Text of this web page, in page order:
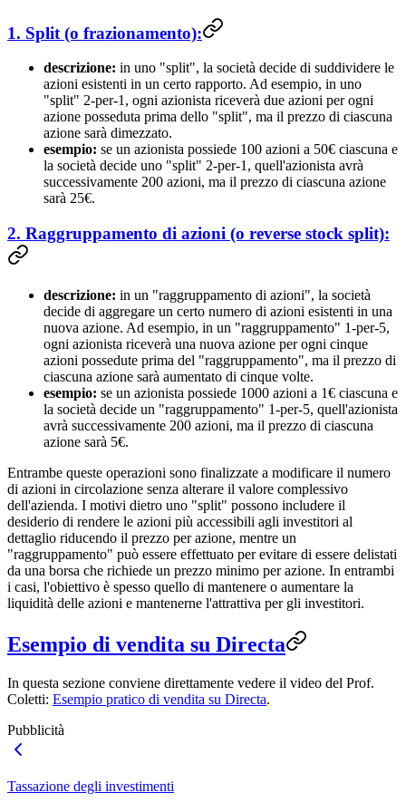
1. Split (o frazionamento):
descrizione: in uno "split", la società decide di suddividere le
azioni esistenti in un certo rapporto. Ad esempio, in uno
"split" 2-per-1, ogni azionista riceverà due azioni per ogni
azione posseduta prima dello "split", ma il prezzo di ciascuna
azione sarà dimezzato.
esempio: se un azionista possiede 100 azioni a 50€ ciascuna e
la società decide uno "split" 2-per-1, quell'azionista avrà
successivamente 200 azioni, ma il prezzo di ciascuna azione
sarà 25€.
2. Raggruppamento di azioni (o reverse stock split):
descrizione: in un "raggruppamento di azioni", la società
decide di aggregare un certo numero di azioni esistenti in una
nuova azione. Ad esempio, in un "raggruppamento" 1-per-5,
ogni azionista riceverà una nuova azione per ogni cinque
azioni possedute prima del "raggruppamento", ma il prezzo di
ciascuna azione sarà aumentato di cinque volte.
esempio: se un azionista possiede 1000 azioni a 1€ ciascuna e
la società decide un "raggruppamento" 1-per-5, quell'azionista
avrà successivamente 200 azioni, ma il prezzo di ciascuna
azione sarà 5€.
Entrambe queste operazioni sono finalizzate a modificare il numero
di azioni in circolazione senza alterare il valore complessivo
dell'azienda. I motivi dietro uno "split" possono includere il
desiderio di rendere le azioni più accessibili agli investitori al
dettaglio riducendo il prezzo per azione, mentre un
"raggruppamento" può essere effettuato per evitare di essere delistati
da una borsa che richiede un prezzo minimo per azione. In entrambi
i casi, l'obiettivo è spesso quello di mantenere o aumentare la
liquidità delle azioni e mantenerne l'attrattiva per gli investitori.
Esempio di vendita su Directa
In questa sezione conviene direttamente vedere il video del Prof.
Coletti: Esempio pratico di vendita su Directa.
Pubblicità
Tassazione degli investimenti